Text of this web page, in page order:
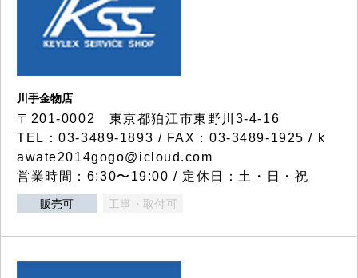
川手金物店
〒201-0002 東京都狛江市東野川3-4-16
TEL：03-3489-1893 / FAX：03-3489-1925 / k
awate2014gogo@icloud.com
営業時間：6:30〜19:00 / 定休日：土・日・祝
販売可 工事・取付可